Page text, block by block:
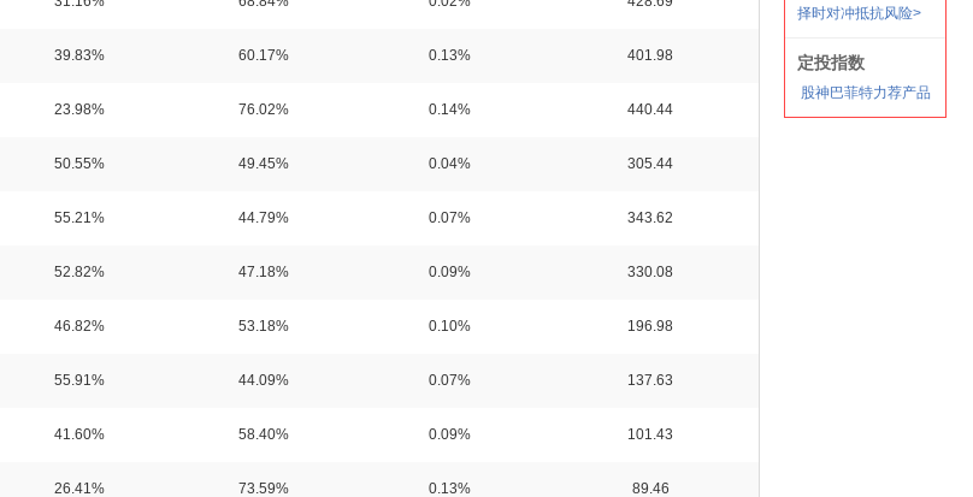
39.83% 60.17% 0.13% 401.98
23.98% 76.02% 0.14% 440.44
50.55% 49.45% 0.04% 305.44
55.21% 44.79% 0.07% 343.62
52.82% 47.18% 0.09% 330.08
46.82% 53.18% 0.10% 196.98
55.91% 44.09% 0.07% 137.63
41.60% 58.40% 0.09% 101.43
26.41% 73.59% 0.13% 89.46